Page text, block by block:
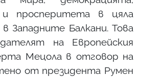
просперитета в цяла
Западните Балкани. Това
на Европейския
Мецола в отговор на
от президента Румен